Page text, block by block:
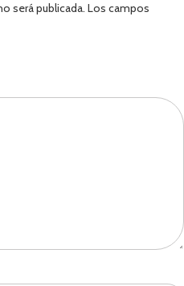
será publicada. Los campos